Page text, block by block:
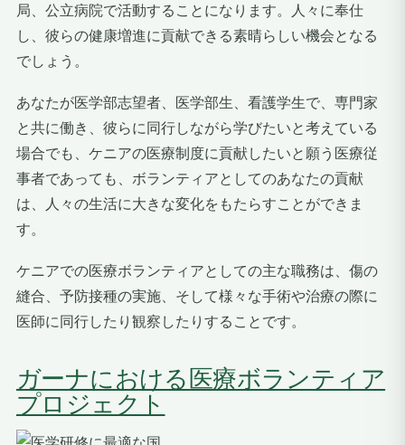
局、公立病院で活動することになります。人々に奉仕
し、彼らの健康増進に貢献できる素晴らしい機会となる
でしょう。
あなたが医学部志望者、医学部生、看護学生で、専門家
と共に働き、彼らに同行しながら学びたいと考えている
場合でも、ケニアの医療制度に貢献したいと願う医療従
事者であっても、ボランティアとしてのあなたの貢献
は、人々の生活に大きな変化をもたらすことができま
す。
ケニアでの医療ボランティアとしての主な職務は、傷の
縫合、予防接種の実施、そして様々な手術や治療の際に
医師に同行したり観察したりすることです。
ガーナにおける医療ボランティア
プロジェクト